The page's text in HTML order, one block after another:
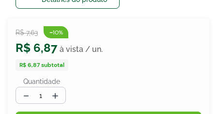
R$ 7,63 -10%
R$ 6,87
R$ 6,87subtotal
Quantidade
＋
－